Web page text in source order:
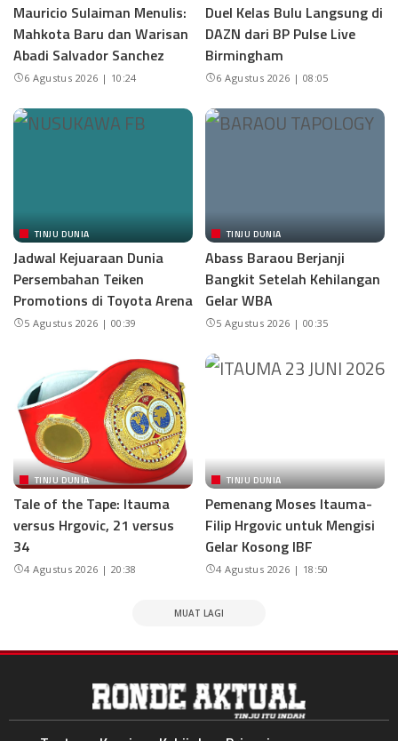
Mauricio Sulaiman Menulis:
Mahkota Baru dan Warisan
Abadi Salvador Sanchez
6 Agustus 2026 | 10:24
Duel Kelas Bulu Langsung di
DAZN dari BP Pulse Live
Birmingham
6 Agustus 2026 | 08:05
TINJU DUNIA
Jadwal Kejuaraan Dunia
Persembahan Teiken
Promotions di Toyota Arena
5 Agustus 2026 | 00:39
TINJU DUNIA
Abass Baraou Berjanji
Bangkit Setelah Kehilangan
Gelar WBA
5 Agustus 2026 | 00:35
TINJU DUNIA
Tale of the Tape: Itauma
versus Hrgovic, 21 versus
34
4 Agustus 2026 | 20:38
TINJU DUNIA
Pemenang Moses Itauma-
Filip Hrgovic untuk Mengisi
Gelar Kosong IBF
4 Agustus 2026 | 18:50
MUAT LAGI